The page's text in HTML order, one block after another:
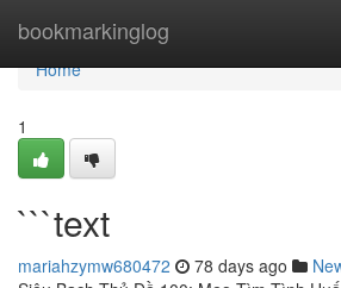
bookmarkinglog
Home
Home
1
```text
mariahzymw680472 78 days ago